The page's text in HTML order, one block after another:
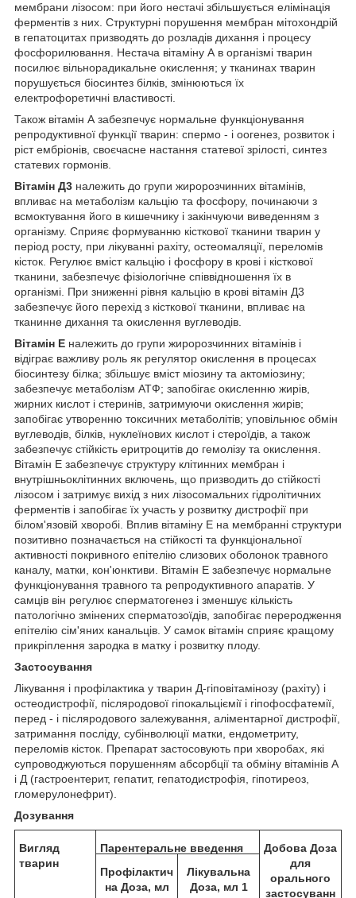
мембрани лізосом: при його нестачі збільшується елімінація
ферментів з них. Структурні порушення мембран мітохондрій
в гепатоцитах призводять до розладів дихання і процесу
фосфорилювання. Нестача вітаміну А в організмі тварин
посилює вільнорадикальне окислення; у тканинах тварин
порушується біосинтез білків, змінюються їх
електрофоретичні властивості.
Також вітамін А забезпечує нормальне функціонування
репродуктивної функції тварин: спермо - і оогенез, розвиток і
ріст ембріонів, своєчасне настання статевої зрілості, синтез
статевих гормонів.
Вітамін Д3 належить до групи жиророзчинних вітамінів,
впливає на метаболізм кальцію та фосфору, починаючи з
всмоктування його в кишечнику і закінчуючи виведенням з
організму. Сприяє формуванню кісткової тканини тварин у
період росту, при лікуванні рахіту, остеомаляції, переломів
кісток. Регулює вміст кальцію і фосфору в крові і кісткової
тканини, забезпечує фізіологічне співвідношення їх в
організмі. При зниженні рівня кальцію в крові вітамін Д3
забезпечує його перехід з кісткової тканини, впливає на
тканинне дихання та окислення вуглеводів.
Вітамін Е належить до групи жиророзчинних вітамінів і
відіграє важливу роль як регулятор окислення в процесах
біосинтезу білка; збільшує вміст міозину та актоміозину;
забезпечує метаболізм АТФ; запобігає окисленню жирів,
жирних кислот і стеринів, затримуючи окислення жирів;
запобігає утворенню токсичних метаболітів; уповільнює обмін
вуглеводів, білків, нуклеїнових кислот і стероїдів, а також
забезпечує стійкість еритроцитів до гемолізу та окислення.
Вітамін Е забезпечує структуру клітинних мембран і
внутрішньоклітинних включень, що призводить до стійкості
лізосом і затримує вихід з них лізосомальних гідролітичних
ферментів і запобігає їх участь у розвитку дистрофії при
білом'язовій хворобі. Вплив вітаміну Е на мембранні структури
позитивно позначається на стійкості та функціональної
активності покривного епітелію слизових оболонок травного
каналу, матки, кон'юнктиви. Вітамін Е забезпечує нормальне
функціонування травного та репродуктивного апаратів. У
самців він регулює сперматогенез і зменшує кількість
патологічно змінених сперматозоїдів, запобігає переродження
епітелію сім'яних канальців. У самок вітамін сприяє кращому
прикріплення зародка в матку і розвитку плоду.
Застосування
Лікування і профілактика у тварин Д-гіповітамінозу (рахіту) і
остеодистрофії, післяродової гіпокальціємії і гіпофосфатемії,
перед - і післяродового залежування, аліментарної дистрофії,
затримання посліду, субінволюції матки, ендометриту,
переломів кісток. Препарат застосовують при хворобах, які
супроводжуються порушенням абсорбції та обміну вітамінів А
і Д (гастроентерит, гепатит, гепатодистрофія, гіпотиреоз,
гломерулонефрит).
Дозування
Вигляд
тварин
Парентеральне введення
Добова Доза
для
орального
застосуванн
Профілактич
на Доза, мл
Лікувальна
Доза, мл 1